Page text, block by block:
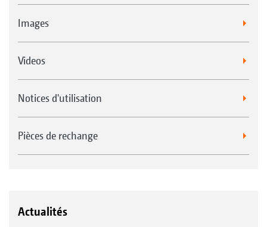
Images
Videos
Notices d'utilisation
Pièces de rechange
Actualités